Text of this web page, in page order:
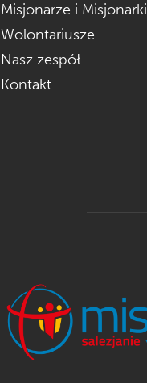
Misjonarze i Misjonarki
Wolontariusze
Nasz zespół
Kontakt